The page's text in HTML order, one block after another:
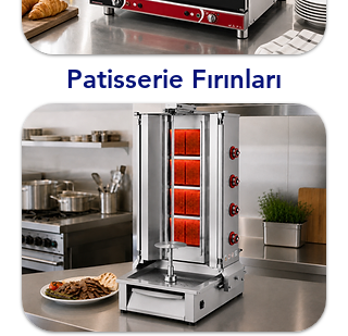
Patisserie Fırınları